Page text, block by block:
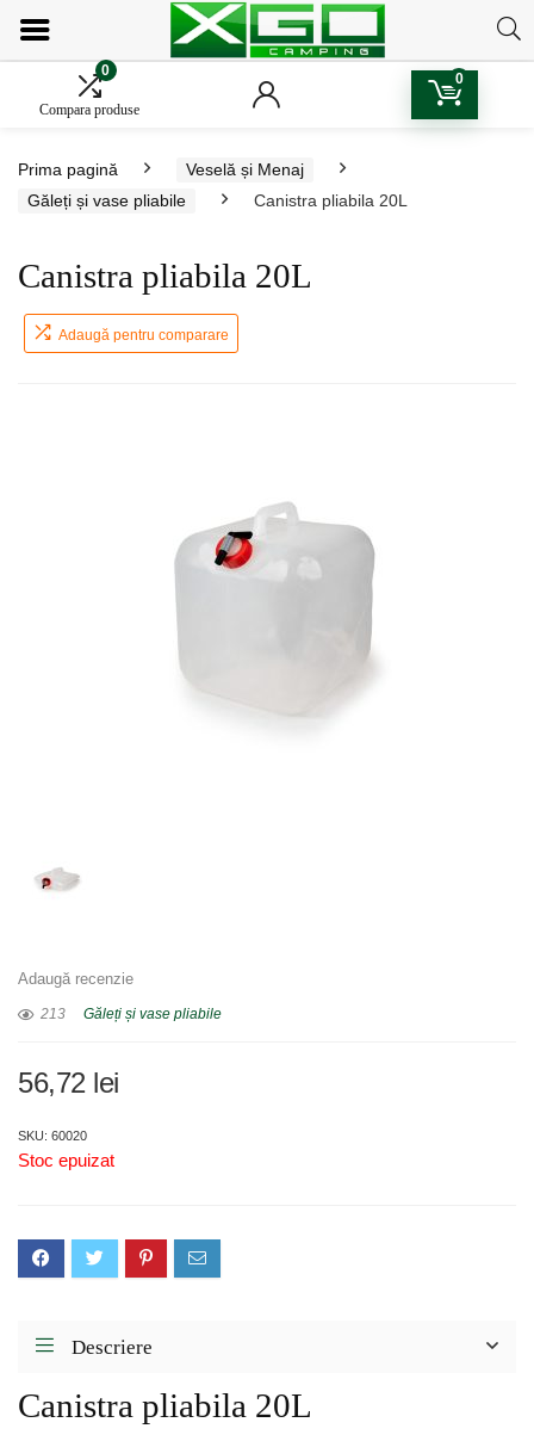
0
Compara produse
0
Prima pagină
Veselă și Menaj
Găleți și vase pliabile
Canistra pliabila 20L
Canistra pliabila 20L
Adaugă pentru comparare
Adaugă recenzie
213 Găleți și vase pliabile
56,72 lei
SKU: 60020
Stoc epuizat
Descriere
Canistra pliabila 20L